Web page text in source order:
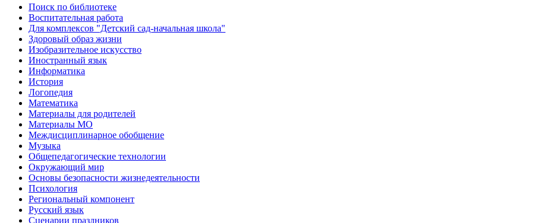
Поиск по библиотеке
Воспитательная работа
Для комплексов "Детский сад-начальная школа"
Здоровый образ жизни
Изобразительное искусство
Иностранный язык
Информатика
История
Логопедия
Математика
Материалы для родителей
Материалы МО
Междисциплинарное обобщение
Музыка
Общепедагогические технологии
Окружающий мир
Основы безопасности жизнедеятельности
Психология
Региональный компонент
Русский язык
Сценарии праздников